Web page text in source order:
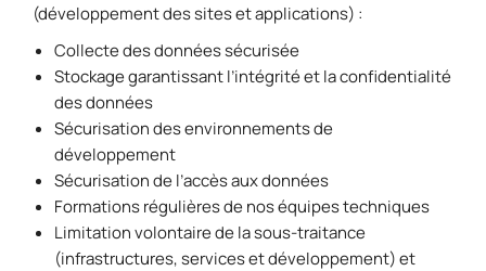
(développement des sites et applications) :
Collecte des données sécurisée
Stockage garantissant l’intégrité et la confidentialité
des données
Sécurisation des environnements de
développement
Sécurisation de l’accès aux données
Formations régulières de nos équipes techniques
Limitation volontaire de la sous-traitance
(infrastructures, services et développement) et